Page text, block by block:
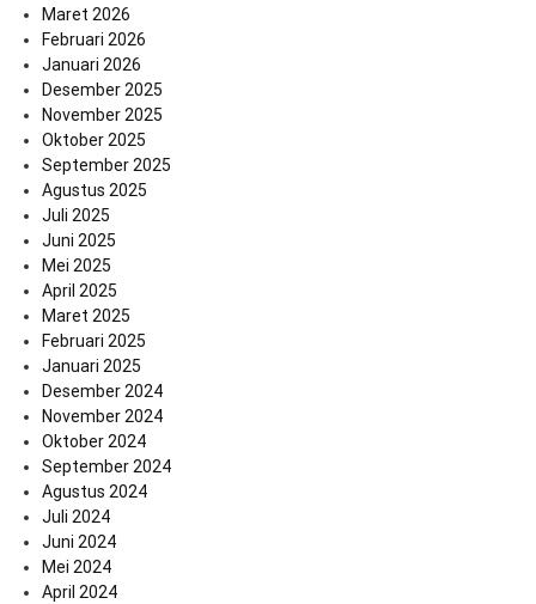
Maret 2026
Februari 2026
Januari 2026
Desember 2025
November 2025
Oktober 2025
September 2025
Agustus 2025
Juli 2025
Juni 2025
Mei 2025
April 2025
Maret 2025
Februari 2025
Januari 2025
Desember 2024
November 2024
Oktober 2024
September 2024
Agustus 2024
Juli 2024
Juni 2024
Mei 2024
April 2024